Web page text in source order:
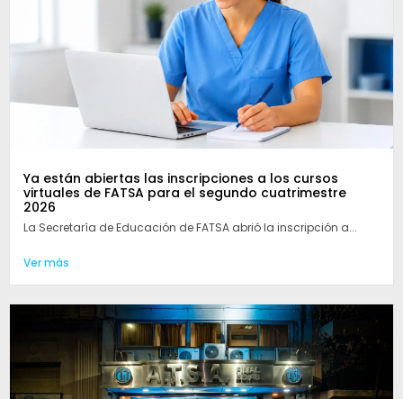
Ya están abiertas las inscripciones a los cursos
virtuales de FATSA para el segundo cuatrimestre
2026
La Secretaría de Educación de FATSA abrió la inscripción a...
Ver más